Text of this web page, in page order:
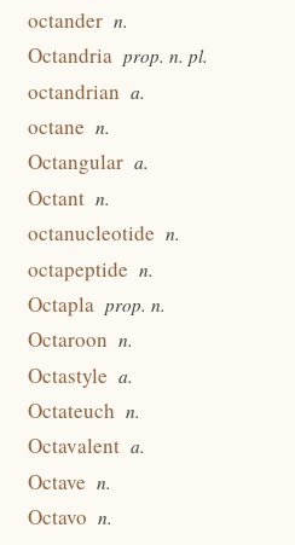
octander n.
Octandria prop. n. pl.
octandrian a.
octane n.
Octangular a.
Octant n.
octanucleotide n.
octapeptide n.
Octapla prop. n.
Octaroon n.
Octastyle a.
Octateuch n.
Octavalent a.
Octave n.
Octavo n.